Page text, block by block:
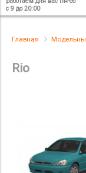
с 9 до 20:00
Главная
Rio